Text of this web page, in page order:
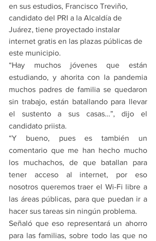
en sus estudios, Francisco Treviño,
candidato del PRI a la Alcaldía de
Juárez, tiene proyectado instalar
internet gratis en las plazas públicas de
este municipio.
“Hay muchos jóvenes que están
estudiando, y ahorita con la pandemia
muchos padres de familia se quedaron
sin trabajo, están batallando para llevar
el sustento a sus casas…”, dijo el
candidato priista.
“Y bueno, pues es también un
comentario que me han hecho mucho
los muchachos, de que batallan para
tener acceso al internet, por eso
nosotros queremos traer el Wi-Fi libre a
las áreas públicas, para que puedan ir a
hacer sus tareas sin ningún problema.
Señaló que eso representará un ahorro
para las familias, sobre todo las que no